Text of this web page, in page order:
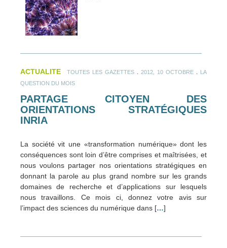
ACTUALITE TOUTES LES GAZETTES 2012, 10 OCTOBRE
LA
QUESTION DU MOIS
PARTAGE CITOYEN DES
ORIENTATIONS STRATÉGIQUES
INRIA
La société vit une «transformation numérique» dont les
conséquences sont loin d’être comprises et maîtrisées, et
nous voulons partager nos orientations stratégiques en
donnant la parole au plus grand nombre sur les grands
domaines de recherche et d’applications sur lesquels
nous travaillons. Ce mois ci, donnez votre avis sur
l’impact des sciences du numérique dans […]